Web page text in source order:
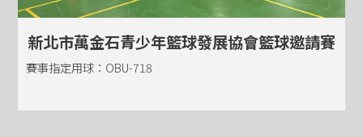
新北市萬金石青少年籃球發展協會籃球邀請賽
賽事指定用球：OBU-718